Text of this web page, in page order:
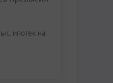
ипотек на